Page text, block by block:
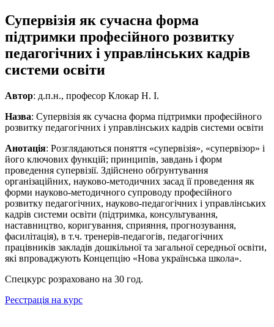
Супервізія як сучасна форма
підтримки професійного розвитку
педагогічних і управлінських кадрів
системи освіти
Автор: д.п.н., професор Клокар Н. І.
Назва: Супервізія як сучасна форма підтримки професійного
розвитку педагогічних і управлінських кадрів системи освіти
Анотація: Розглядаються поняття «супервізія», «супервізор» і
його ключових функцій; принципів, завдань і форм
проведення супервізії. Здійснено обґрунтування
організаційних, науково-методичних засад її проведення як
форми науково-методичного супроводу професійного
розвитку педагогічних, науково-педагогічних і управлінських
кадрів системи освіти (підтримка, консультування,
наставництво, коригування, сприяння, прогнозування,
фасилітація), в т.ч. тренерів-педагогів, педагогічних
працівників закладів дошкільної та загальної середньої освіти,
які впроваджують Концепцію «Нова українська школа».
Спецкурс розраховано на 30 год.
Реєстрація на курс